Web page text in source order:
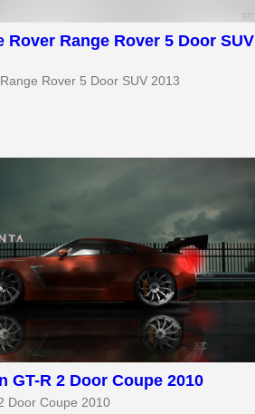
Rover Range Rover 5 Door SUV
Rover 5 Door SUV 2013
GT-R 2 Door Coupe 2010
Door Coupe 2010